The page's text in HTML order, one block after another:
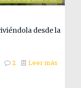
desde la
2 Leer más